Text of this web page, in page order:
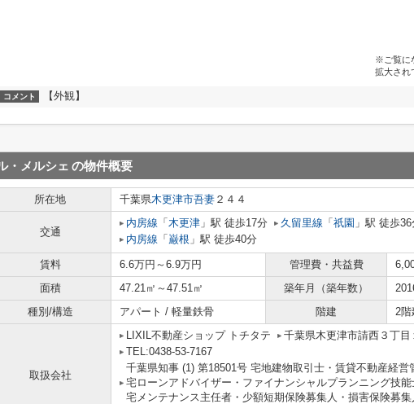
※ご覧に
拡大され
コメント 【外観】
・メルシェ の物件概要
所在地 千葉県木更津市吾妻 ２４４
交通
内房線 「 木更津 」駅 徒歩17分 久留里線 「 祇園 」駅 徒歩36
内房線 「 巌根 」駅 徒歩40分
賃料 6.6万円～6.9万円 管理費・共益費
面積
47.21㎡～47.51㎡ 築年月（築年数）
種別/構造
アパート / 軽量鉄骨 階建 2階
取扱会社
LIXIL不動産ショップ トチタテ
千葉県木更津市請西３丁目
TEL:0438-53-7167
千葉県知事 (1) 第18501号 宅地建物取引士・賃貸不動産経営
宅ローンアドバイザー・ファイナンシャルプランニング技
宅メンテナンス主任者・少額短期保険募集人・損害保険募